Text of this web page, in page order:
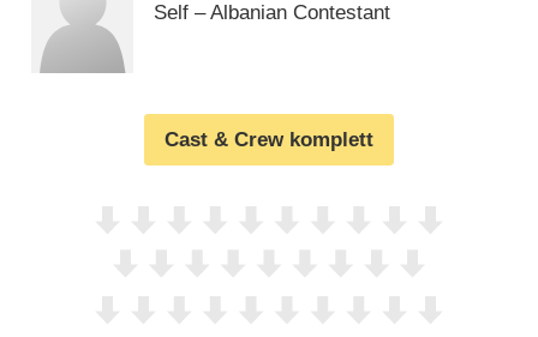
Self – Albanian Contestant
Cast & Crew komplett